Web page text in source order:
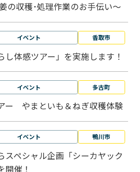
の収穫･処理作業のお手伝い～
イベント 香取市
し体感ツアー」を実施します！
イベント 多古町
ー やまといも＆ねぎ収穫体験
イベント 鴨川市
スペシャル企画「シーカヤック
開催！